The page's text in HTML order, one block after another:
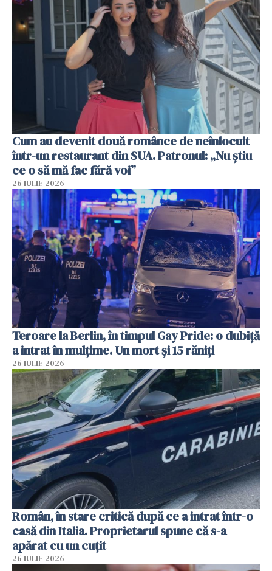
Cum au devenit două românce de neînlocuit
într-un restaurant din SUA. Patronul: „Nu știu
ce o să mă fac fără voi”
26 IULIE 2026
Teroare la Berlin, în timpul Gay Pride: o dubiță
a intrat în mulțime. Un mort și 15 răniți
26 IULIE 2026
Român, în stare critică după ce a intrat într-o
casă din Italia. Proprietarul spune că s-a
apărat cu un cuțit
26 IULIE 2026